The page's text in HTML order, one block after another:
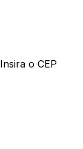
Insira o CEP